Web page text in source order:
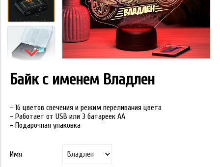
Байк с именем Владлен
- 16 цветов свечения и режим переливания цвета
- Работает от USB или 3 батареек АА
- Подарочная упаковка
Имя